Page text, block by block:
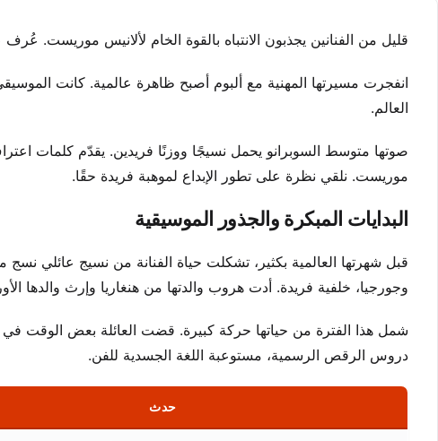
قليل من الفنانين يجذبون الانتباه بالقوة الخام لألانيس موريست.
العالم.
موريست. نلقي نظرة على تطور الإبداع لموهبة فريدة حقًا.
البدايات المبكرة والجذور الموسيقية
قبل شهرتها العالمية بكثير، تشكلت حياة الفنانة من نسيج عائلي نسج
وجورجيا، خلفية فريدة. أدت هروب والدتها من هنغاريا وإرث والدها
شمل هذا الفترة من حياتها حركة كبيرة. قضت العائلة بعض الوقت في
دروس الرقص الرسمية، مستوعبة اللغة الجسدية للفن.
حدث